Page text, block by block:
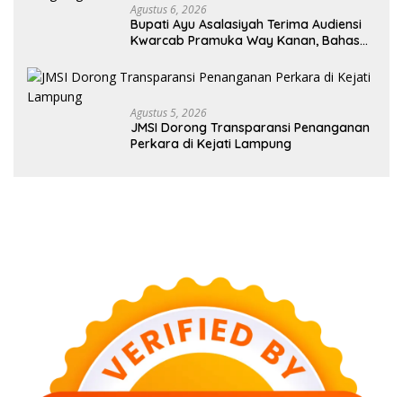
Agustus 6, 2026
Bupati Ayu Asalasiyah Terima Audiensi
Kwarcab Pramuka Way Kanan, Bahas
Penghargaan Pancawarsa
Agustus 5, 2026
JMSI Dorong Transparansi Penanganan
Perkara di Kejati Lampung